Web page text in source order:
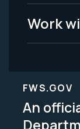
Work
FWS.GOV
An